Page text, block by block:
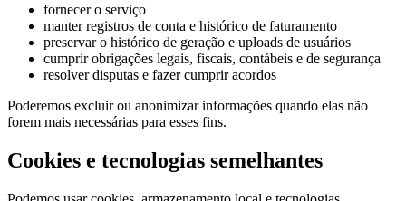
fornecer o serviço
manter registros de conta e histórico de faturamento
preservar o histórico de geração e uploads de usuários
cumprir obrigações legais, fiscais, contábeis e de segurança
resolver disputas e fazer cumprir acordos
Poderemos excluir ou anonimizar informações quando elas não
forem mais necessárias para esses fins.
Cookies e tecnologias semelhantes